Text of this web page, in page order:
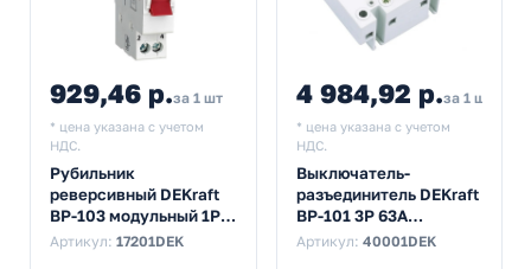
929,46 р.за 1 шт
* цена указана с учетом
НДС.
Рубильник
реверсивный DEKraft
ВР-103 модульный 1P
20А трехпозиционный
Артикул: 17201DEK
4 984,92 р.за 1 шт
* цена указана с учетом
НДС.
Выключатель-
разъединитель DEKraft
ВР-101 3P 63A
трехфазный
Артикул: 40001DEK